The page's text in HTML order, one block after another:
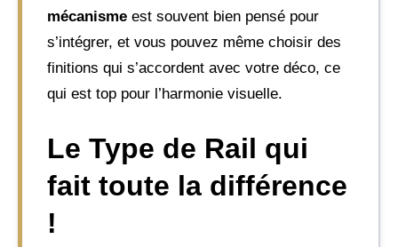
mécanisme est souvent bien pensé pour
s’intégrer, et vous pouvez même choisir des
finitions qui s’accordent avec votre déco, ce
qui est top pour l’harmonie visuelle.
Le Type de Rail qui
fait toute la différence
!